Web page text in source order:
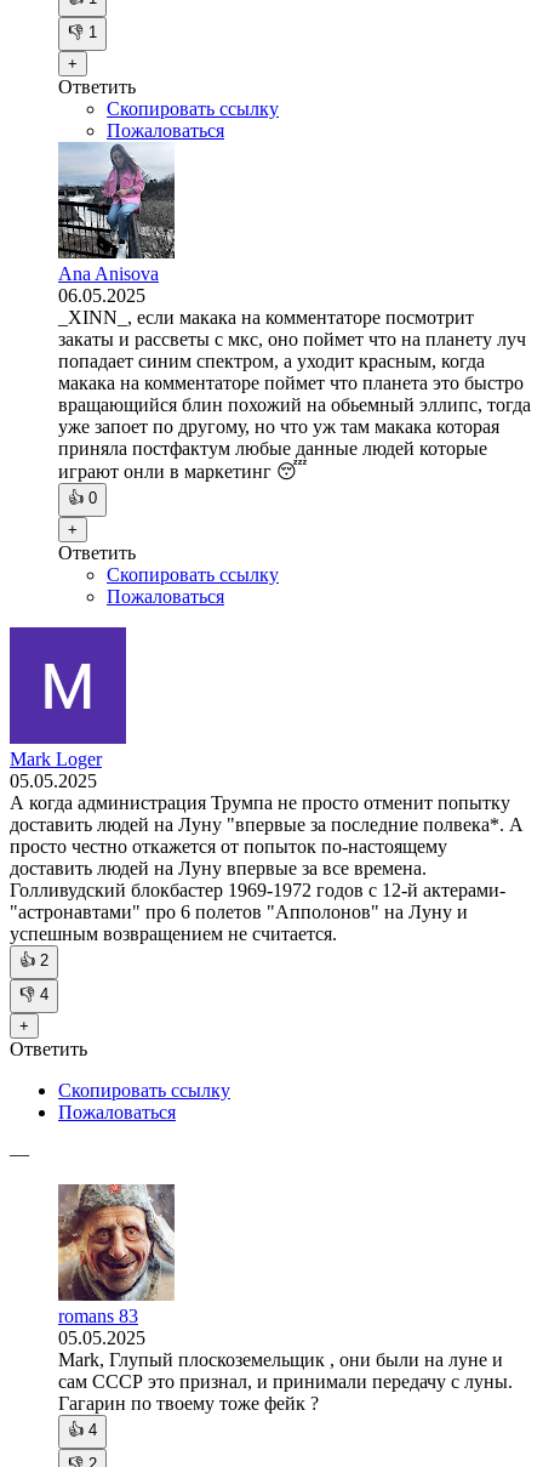
👎 1
+
Ответить
Скопировать ссылку
Пожаловаться
Ana Anisova
06.05.2025
_XINN_, если макака на комментаторе посмотрит
закаты и рассветы с мкс, оно поймет что на планету луч
попадает синим спектром, а уходит красным, когда
макака на комментаторе поймет что планета это быстро
вращающийся блин похожий на обьемный эллипс, тогда
уже запоет по другому, но что уж там макака которая
приняла постфактум любые данные людей которые
играют онли в маркетинг 😴
👍 0
+
Ответить
Скопировать ссылку
Пожаловаться
Mark Loger
05.05.2025
А когда администрация Трумпа не просто отменит попытку
доставить людей на Луну "впервые за последние полвека*. А
просто честно откажется от попыток по-настоящему
доставить людей на Луну впервые за все времена.
Голливудский блокбастер 1969-1972 годов с 12-й актерами-
"астронавтами" про 6 полетов "Апполонов" на Луну и
успешным возвращением не считается.
👍 2
👎 4
+
Ответить
Скопировать ссылку
Пожаловаться
—
romans 83
05.05.2025
Mark, Глупый плоскоземельщик , они были на луне и
сам СССР это признал, и принимали передачу с луны.
Гагарин по твоему тоже фейк ?
👍 4